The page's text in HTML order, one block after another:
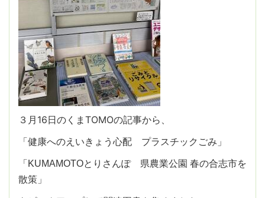
３月16日のくまTOMOの記事から、
「健康へのえいきょう心配 プラスチックごみ」
「KUMAMOTOとりさんぽ 県農業公園 春の合志市を
散策」